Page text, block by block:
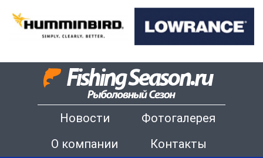
Новости
Фотогалерея
О компании
Контакты